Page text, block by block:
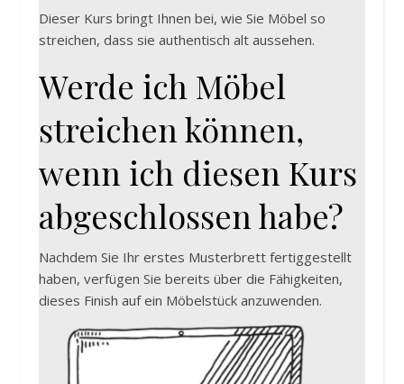
Dieser Kurs bringt Ihnen bei, wie Sie Möbel so
streichen, dass sie authentisch alt aussehen.
Werde ich Möbel
streichen können,
wenn ich diesen Kurs
abgeschlossen habe?
Nachdem Sie Ihr erstes Musterbrett fertiggestellt
haben, verfügen Sie bereits über die Fähigkeiten,
dieses Finish auf ein Möbelstück anzuwenden.